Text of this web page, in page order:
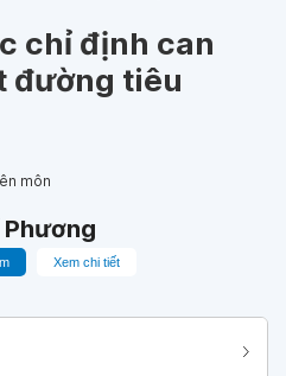
chỉ định can
đường tiêu
môn
Phương
Xem chi tiết